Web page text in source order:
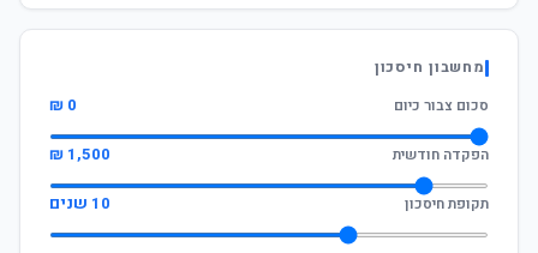
מחשבון חיסכון
סכום צבור כיום
0 ₪
הפקדה חודשית 1,500 ₪
תקופת חיסכון 10 שנים